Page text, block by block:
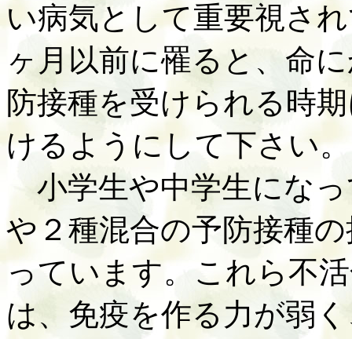
い病気として重要視さ
ヶ月以前に罹ると、命
防接種を受けられる時
けるようにして下さい。
小学生や中学生にな
や２種混合の予防接種
っています。これら不
は、免疫を作る力が弱